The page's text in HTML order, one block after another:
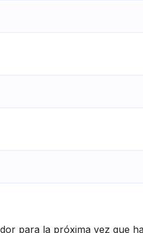
para la próxima vez que